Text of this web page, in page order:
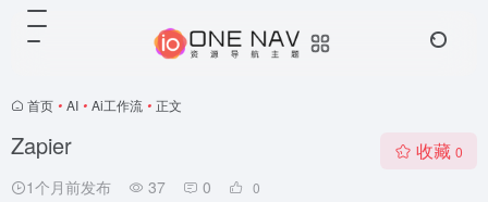
首页 • AI • Ai工作流 • 正文
Zapier
1个月前发布 37 0 0
收藏 0